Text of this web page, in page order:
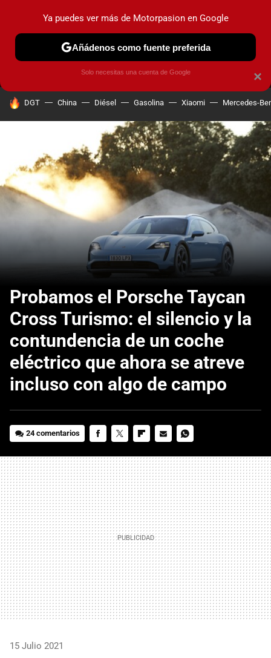
MENÚ NUEVO
COCHES ELÉCTRICOS OBSERVATORIO
HOY SE HABLA DE
DGT China Diésel Gasolina Xiaomi Mercedes-
Probamos el Porsche Taycan
Cross Turismo: el silencio y la
contundencia de un coche
eléctrico que ahora se atreve
incluso con algo de campo
24 comentarios
MAIL
15 Julio 2021
×
Ya puedes ver más de Motorpasion en Google
Añádenos como fuente preferida
Solo necesitas una cuenta de Google